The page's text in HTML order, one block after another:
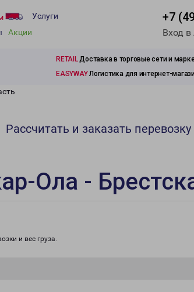
Услуги
Акции
+7
Вход
RETAILДоставка в торговые сети и
EASYWAYЛогистика для интернет-
Рассчитать и заказать перевозку
Ола -
и вес груза.